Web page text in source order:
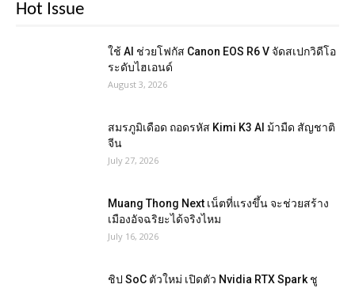
Hot Issue
ใช้ AI ช่วยโฟกัส Canon EOS R6 V จัดสเปกวิดีโอ
ระดับไฮเอนด์
August 3, 2026
สมรภูมิเดือด ถอดรหัส Kimi K3 AI ม้ามืด สัญชาติ
จีน
July 27, 2026
Muang Thong Next เน็ตที่แรงขึ้น จะช่วยสร้าง
เมืองอัจฉริยะได้จริงไหม
July 16, 2026
ชิป SoC ตัวใหม่ เปิดตัว Nvidia RTX Spark ชู